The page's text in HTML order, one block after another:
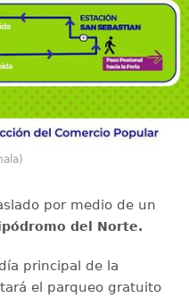
por medio de un
del Norte.
principal de la
el parqueo gratuito